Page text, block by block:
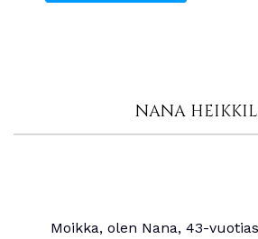
NANA
Moikka, olen Nana, 43-